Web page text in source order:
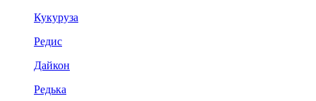
Кукуруза
Редис
Дайкон
Редька